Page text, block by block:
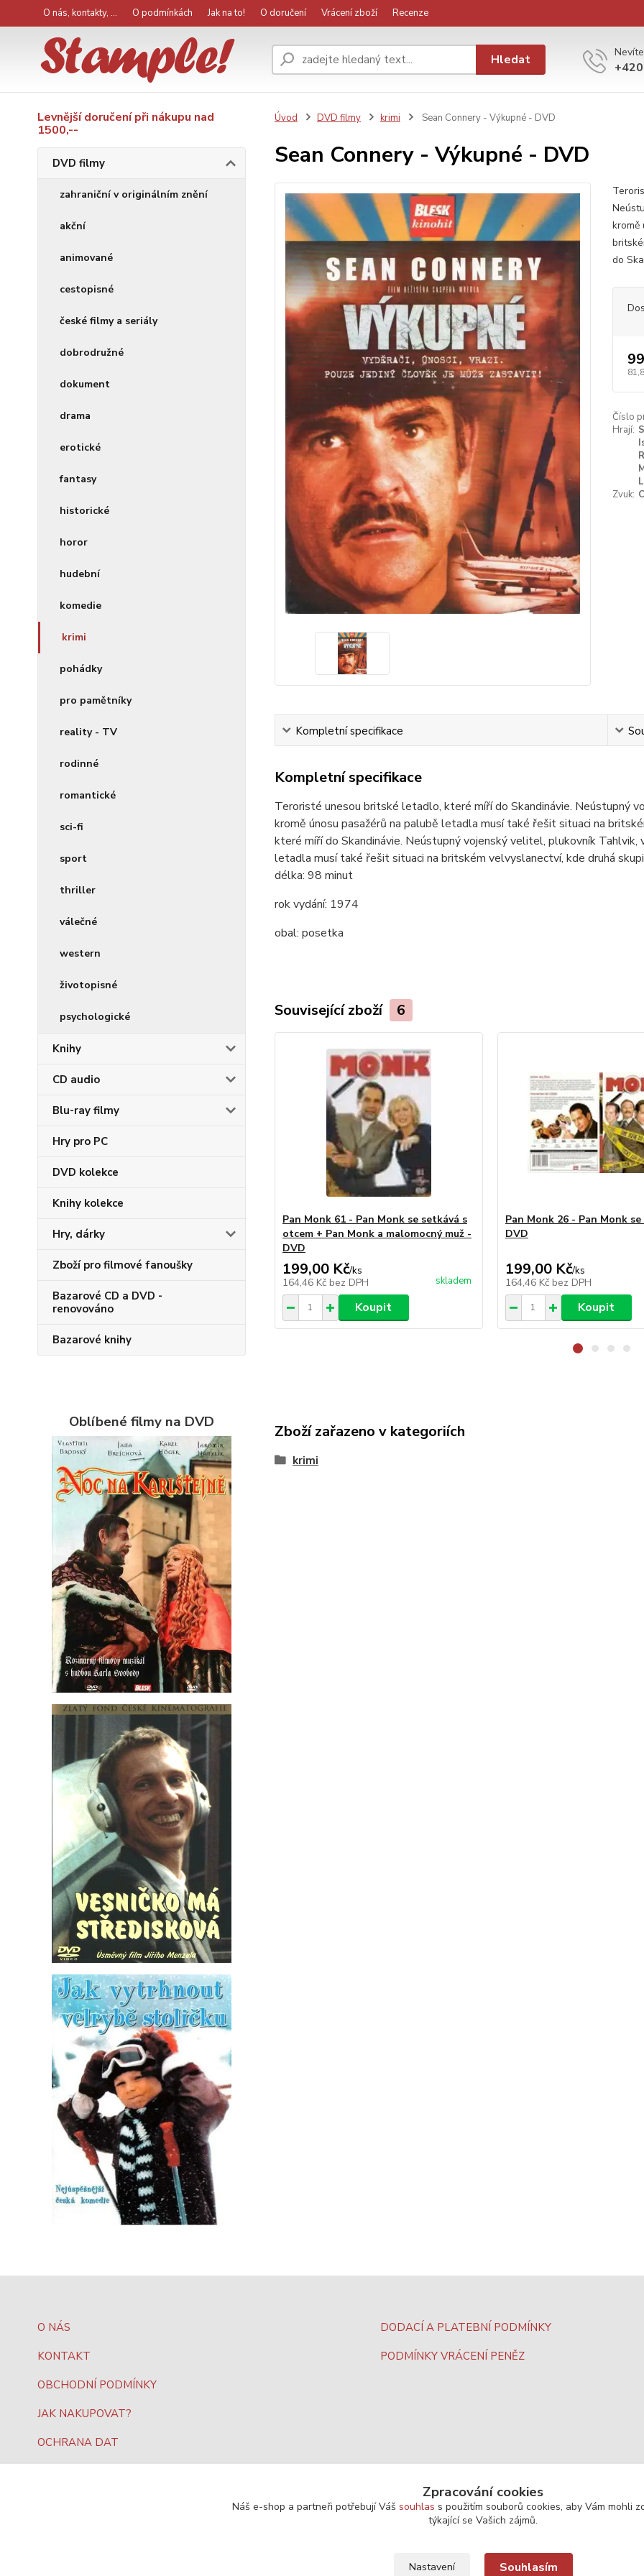
O nás, kontakty, ... O podmínkách Jak na to! O doručení Vrácení zboží Recenze
Hledat
Levnější doručení při nákupu nad
1500,--
DVD filmy
zahraniční v originálním znění
akční
animované
cestopisné
české filmy a seriály
dobrodružné
dokument
drama
erotické
fantasy
historické
horor
hudební
komedie
krimi
pohádky
pro pamětníky
reality - TV
rodinné
romantické
sci-fi
sport
thriller
válečné
western
životopisné
psychologické
Knihy
CD audio
Blu-ray filmy
Hry pro PC
DVD kolekce
Knihy kolekce
Hry, dárky
Zboží pro filmové fanoušky
Bazarové CD a DVD -
renovováno
Bazarové knihy
Oblíbené filmy na DVD
Úvod DVD filmy krimi Sean Connery - Výkupné - DVD
Sean Connery - Výkupné - DVD
kromě
do
Číslo
Hrají:
Zvuk:
Kompletní specifikace
Kompletní specifikace
Teroristé unesou britské letadlo, které míří do Skandinávie. Neústupný
kromě únosu pasažérů na palubě letadla musí také řešit situaci na
které míří do Skandinávie. Neústupný vojenský velitel, plukovník Tahlvik,
letadla musí také řešit situaci na britském velvyslanectví, kde druhá
délka: 98 minut
rok vydání: 1974
obal: posetka
Související zboží 6
Pan Monk 61 - Pan Monk se setkává s
otcem + Pan Monk a malomocný muž -
DVD
199,00 Kč/ks
164,46 Kč bez DPH skladem
Koupit
Pan Monk 26 - Pan Monk
DVD
199,00 Kč/ks
164,46 Kč bez DPH
Koupit
Zboží zařazeno v kategoriích
krimi
O NÁS
KONTAKT
OBCHODNÍ PODMÍNKY
JAK NAKUPOVAT?
OCHRANA DAT
DODACÍ A PLATEBNÍ PODMÍNKY
PODMÍNKY VRÁCENÍ PENĚZ
Zpracování cookies
Náš e-shop a partneři potřebují Váš souhlas s použitím souborů cookies, aby Vám mohli
týkající se Vašich zájmů.
Nastavení Souhlasím